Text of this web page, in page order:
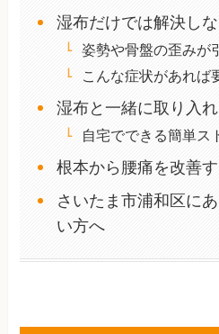
湿布だけでは解決し
姿勢や骨盤の歪みが
こんな症状があれば
湿布と一緒に取り入
自宅でできる簡単ス
根本から腰痛を改善
さいたま市浦和区に
い方へ